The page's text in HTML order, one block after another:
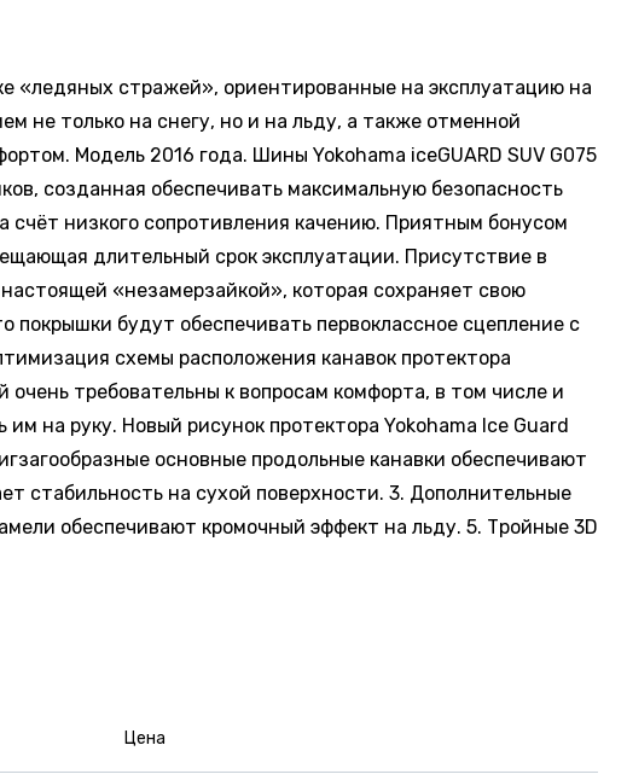
«ледяных стражей», ориентированные на эксплуатацию на
не только на снегу, но и на льду, а также отменной
Модель 2016 года. Шины Yokohama iceGUARD SUV G075
созданная обеспечивать максимальную безопасность
низкого сопротивления качению. Приятным бонусом
длительный срок эксплуатации. Присутствие в
«незамерзайкой», которая сохраняет свою
покрышки будут обеспечивать первоклассное сцепление с
схемы расположения канавок протектора
требовательны к вопросам комфорта, в том числе и
на руку. Новый рисунок протектора Yokohama Ice Guard
основные продольные канавки обеспечивают
стабильность на сухой поверхности. 3. Дополнительные
обеспечивают кромочный эффект на льду. 5. Тройные 3D
Цена